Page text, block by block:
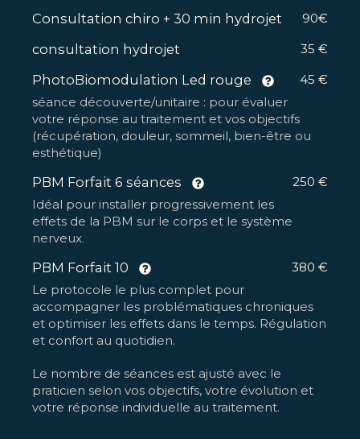
90€
Consultation chiro + 30 min hydrojet
35 €
consultation hydrojet
45 €
PhotoBiomodulation Led rouge
séance découverte/unitaire : pour évaluer
votre réponse au traitement et vos objectifs
(récupération, douleur, sommeil, bien-être ou
esthétique)
250 €
PBM Forfait 6 séances
Idéal pour installer progressivement les
effets de la PBM sur le corps et le système
nerveux.
380 €
PBM Forfait 10
Le protocole le plus complet pour
accompagner les problématiques chroniques
et optimiser les effets dans le temps. Régulation
et confort au quotidien.
Le nombre de séances est ajusté avec le
praticien selon vos objectifs, votre évolution et
votre réponse individuelle au traitement.